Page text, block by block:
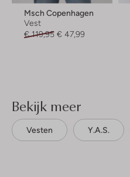
Msch Copenhagen
Vest
€ 119,95 € 47,99
Bekijk meer
Vesten Y.a.s.